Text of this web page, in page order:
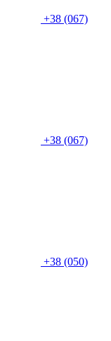
+38 (067)
+38 (067)
+38 (050)